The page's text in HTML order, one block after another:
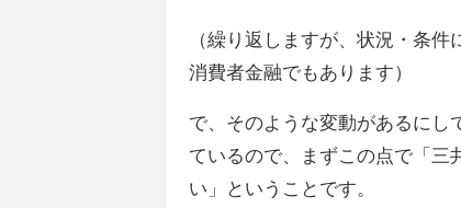
（繰り返しますが、状況・条
消費者金融でもあります）
で、そのような変動があるにし
ているので、まずこの点で「三
い」ということです。